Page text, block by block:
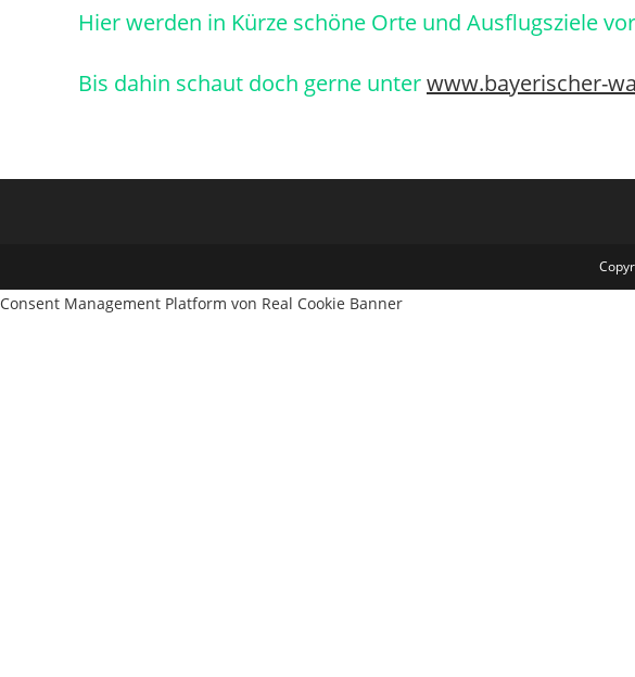
Hier werden in Kürze schöne Orte und Ausflugsziele
Bis dahin schaut doch gerne unterwww.bayerischer-
Consent Management Platform von Real Cookie Banner